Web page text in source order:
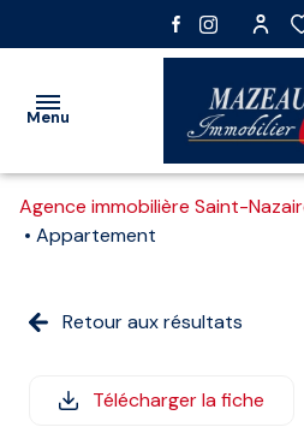
Menu
VENTE
biens
Vente
IMMOBILIER
immobilier
Agence immobilière Saint-
Appartement
Retour aux résultats
Télécharger la fiche